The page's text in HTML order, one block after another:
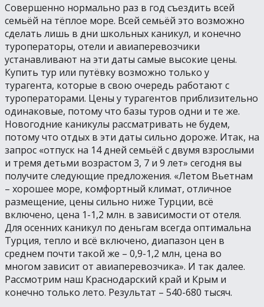
Совершенно нормально раз в год съездить всей
семьёй на тёплое море. Всей семьёй это возможно
сделать лишь в дни школьных каникул, и конечно
туроператоры, отели и авиаперевозчики
устанавливают на эти даты самые высокие цены.
Купить тур или путёвку возможно только у
турагента, которые в свою очередь работают с
туроператорами. Цены у турагентов приблизительно
одинаковые, потому что базы туров одни и те же.
Новогодние каникулы рассматривать не будем,
потому что отдых в эти даты сильно дороже. Итак, на
запрос «отпуск на 14 дней семьёй с двумя взрослыми
и тремя детьми возрастом 3, 7 и 9 лет» сегодня вы
получите следующие предложения. «Летом Вьетнам
– хорошее море, комфортный климат, отличное
размещение, цены сильно ниже Турции, всё
включено, цена 1-1,2 млн. в зависимости от отеля.
Для осенних каникул по деньгам всегда оптимальна
Турция, тепло и всё включено, диапазон цен в
среднем почти такой же – 0,9-1,2 млн, цена во
многом зависит от авиаперевозчика». И так далее.
Рассмотрим наш Краснодарский край и Крым и
конечно только лето. Результат – 540-680 тысяч.